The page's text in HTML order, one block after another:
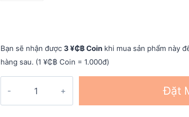
Bạn sẽ nhận được 3 ¥₵฿ Coinkhi mua sản phẩm này
hàng sau. (1 ¥₵฿ Coin = 1.000đ)
Đặt